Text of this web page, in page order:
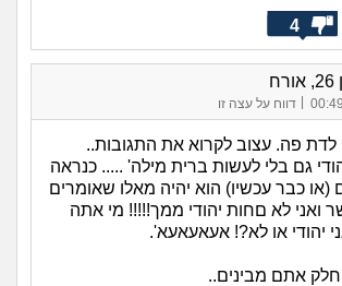
4
| דווח על עצה זו
פה. עצוב לקרוא את התגובות..
גם בלי לעשות ברית מילה' ..... כנראה
(או כבר עכשיו) הוא יהיה מאלו שאומרים
ואני לא םחות יהודי ממך!!!!! מי אתה
יהודי או לא?! אעאעאעא'.
חלק אתם מבינים..